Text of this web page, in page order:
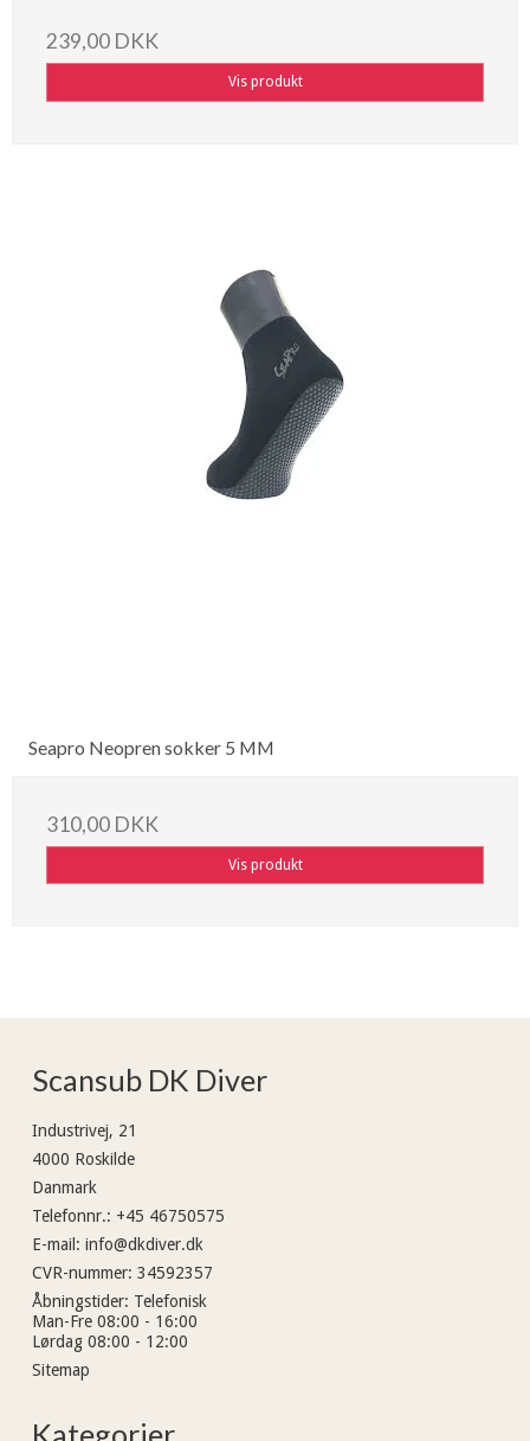
239,00 DKK
Vis produkt
Seapro Neopren sokker 5 MM
310,00 DKK
Vis produkt
Scansub DK Diver
Industrivej, 21
4000 Roskilde
Danmark
Telefonnr.: +45 46750575
E-mail : info@dkdiver.dk
CVR-nummer: 34592357
Åbningstider: Telefonisk
Man-Fre 08:00 - 16:00
Lørdag 08:00 - 12:00
Sitemap